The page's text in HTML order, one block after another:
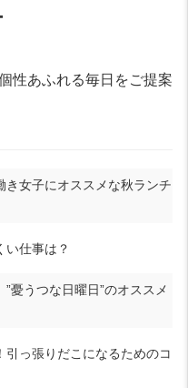
性あふれる毎日をご提案
女子にオススメな秋ランチ
い仕事は？
”憂うつな日曜日”のオススメ
引っ張りだこになるためのコ